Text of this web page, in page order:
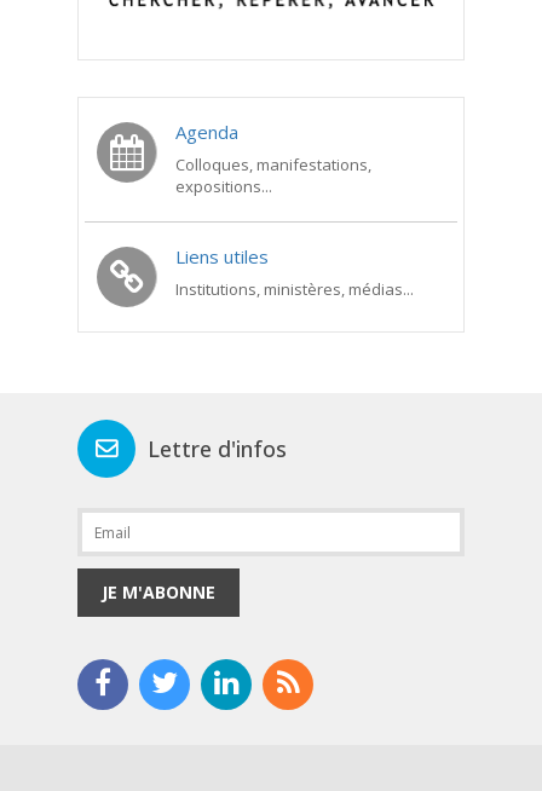
Agenda
Colloques, manifestations,
expositions...
Liens utiles
Institutions, ministères, médias...
Lettre d'infos
JE M'ABONNE